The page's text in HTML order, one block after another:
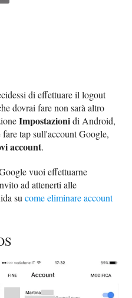
di effettuare il logout
dovrai fare non sarà altro
Impostazionidi Android,
tap sull'account Google,
account.
vuoi effettuarne
ad attenerti alle
sucome eliminare account